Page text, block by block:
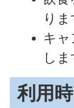
りま
キ
しま
利用